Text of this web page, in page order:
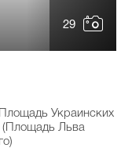
29
Украинских
(Площадь Льва